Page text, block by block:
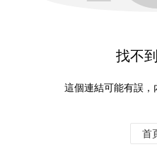
找不
這個連結可能有誤，
首